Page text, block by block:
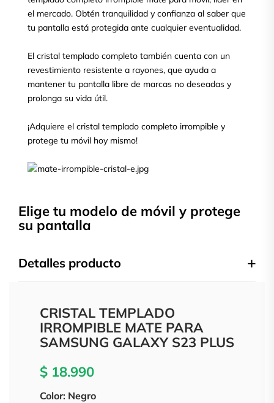
el mercado. Obtén tranquilidad y confianza al saber que
tu pantalla está protegida ante cualquier eventualidad.
El cristal templado completo también cuenta con un
revestimiento resistente a rayones, que ayuda a
mantener tu pantalla libre de marcas no deseadas y
prolonga su vida útil.
¡Adquiere el cristal templado completo irrompible y
protege tu móvil hoy mismo!
Elige tu modelo de móvil y protege
su pantalla
Detalles producto
CRISTAL TEMPLADO
IRROMPIBLE MATE PARA
SAMSUNG GALAXY S23 PLUS
$ 18.990
Color: Negro